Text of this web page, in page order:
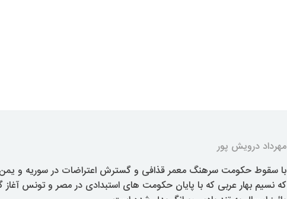
مهرداد درویش پور
با سقوط حکومت سرهنگ معمر قذافی و گسترش اعتراضات در سوریه و
که نسیم بهار عربی که با پایان حکومت های استبدادی در مصر و تونس آغاز